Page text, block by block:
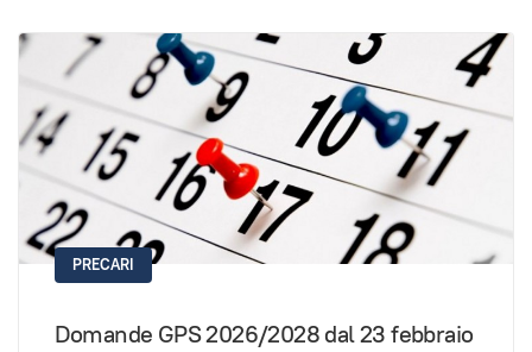
PRECARI
Domande GPS 2026/2028 dal 23 febbraio